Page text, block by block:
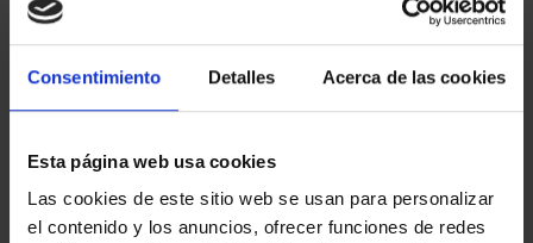
Consentimiento Detalles Acerca de las cookies
Esta página web usa cookies
Las cookies de este sitio web se usan para personalizar
el contenido y los anuncios, ofrecer funciones de redes
CIUDADES PATRIMONIO
- ÁVILA
CIUDADES PATRIMONIO
II - SALAMANCA